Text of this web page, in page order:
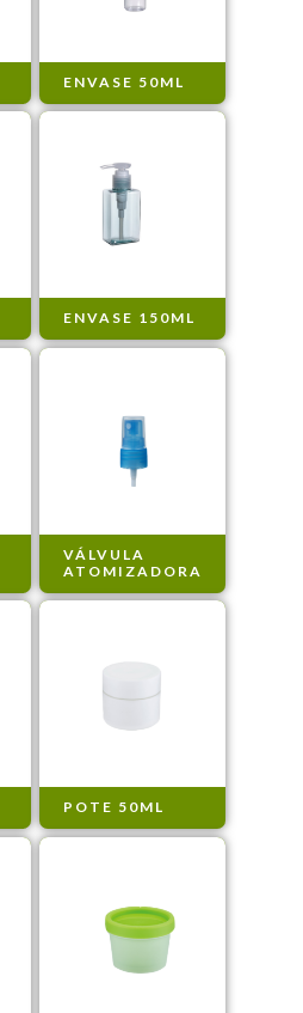
ENVASE 50ML
ENVASE 150ML
VÁLVULA
ATOMIZADORA
POTE 50ML